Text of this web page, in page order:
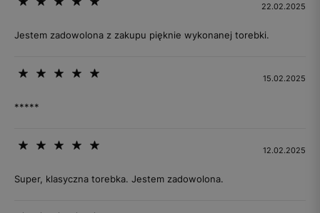
22.02.2025
Jestem zadowolona z zakupu pięknie wykonanej torebki.
15.02.2025
*****
12.02.2025
Super, klasyczna torebka. Jestem zadowolona.